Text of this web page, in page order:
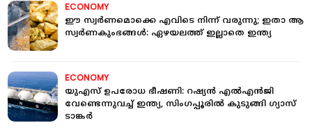
ECONOMY
ഈ സ്വർണമൊക്കെ എവിടെ നിന്ന് വരുന്നു; ഇതാ ആ
സ്വർണകുംഭങ്ങള്‍: ഏഴയലത്ത് ഇല്ലാതെ ഇന്ത്യ
ECONOMY
യുഎസ് ഉപരോധ ഭീഷണി: റഷ്യന്‍ എല്‍എന്‍ജി
വേണ്ടെന്നുവച്ച് ഇന്ത്യ, സിംഗപ്പൂരില്‍ കുടുങ്ങി ഗ്യാസ്
ടാങ്കര്‍